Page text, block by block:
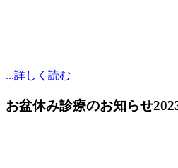
...詳しく読む
お盆休み診療のお知らせ